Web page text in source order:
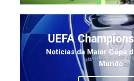
UEFA
Notícias da Maior Copa
Mundo